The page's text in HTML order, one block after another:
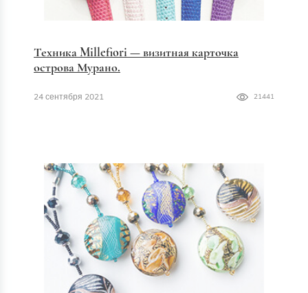
Техника Millefiori — визитная карточка
острова Мурано.
24 сентября 2021 21441